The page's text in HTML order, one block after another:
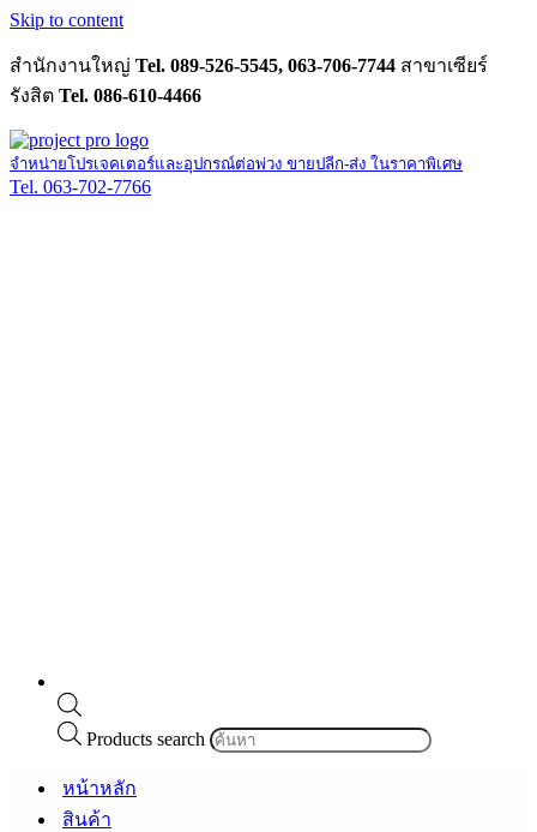
Skip to content
สำนักงานใหญ่ Tel. 089-526-5545, 063-706-7744 สาขาเซียร์
รังสิต Tel. 086-610-4466
จำหน่ายโปรเจคเตอร์และอุปกรณ์ต่อพ่วง ขายปลีก-ส่ง ในราคาพิเศษ
Tel. 063-702-7766
Products search
หน้าหลัก
สินค้า